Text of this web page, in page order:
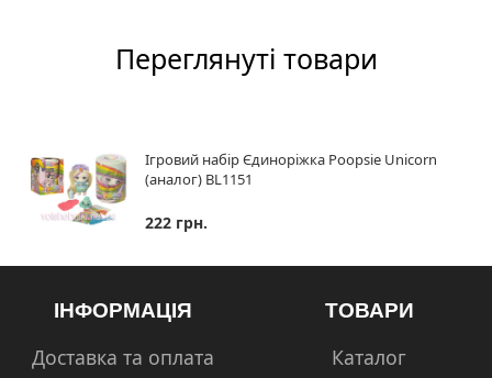
Переглянуті товари
Ігровий набір Єдиноріжка Poopsie Unicorn
(аналог) BL1151
222 грн.
ІНФОРМАЦІЯ
Доставка та оплата
ТОВАРИ
Каталог